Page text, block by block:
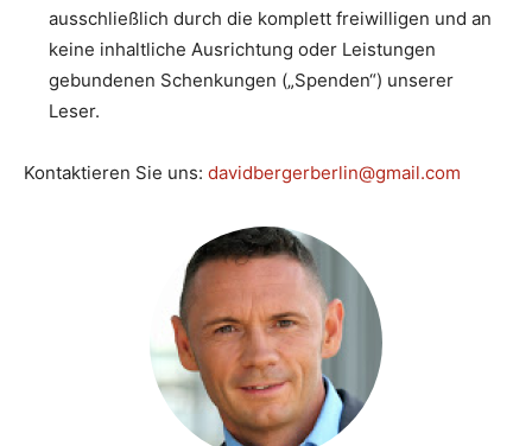
ausschließlich durch die komplett freiwilligen und an
keine inhaltliche Ausrichtung oder Leistungen
gebundenen Schenkungen („Spenden“) unserer
Leser.
Kontaktieren Sie uns: davidbergerberlin@gmail.com